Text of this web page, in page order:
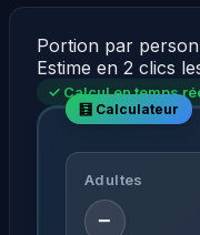
Portion par
Estime en 2 clics
✓ Calcul en temps
Adultes
−